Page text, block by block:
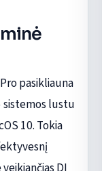
pasikliauna
sistemos lustu
10. Tokia